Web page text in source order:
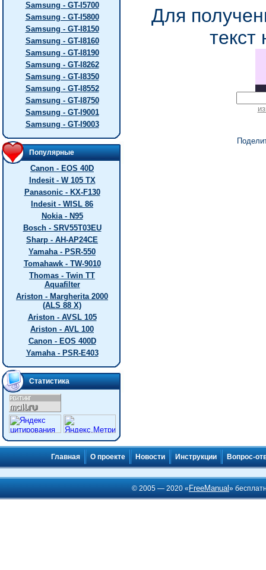
Samsung - GT-I5700
Samsung - GT-I5800
Samsung - GT-I8150
Samsung - GT-I8160
Samsung - GT-I8190
Samsung - GT-I8262
Samsung - GT-I8350
Samsung - GT-I8552
Samsung - GT-I8750
Samsung - GT-I9001
Samsung - GT-I9003
Популярные
Canon - EOS 40D
Indesit - W 105 TX
Panasonic - KX-F130
Indesit - WISL 86
Nokia - N95
Bosch - SRV55T03EU
Sharp - AH-AP24CE
Yamaha - PSR-550
Tomahawk - TW-9010
Thomas - Twin TT
Aquafilter
Ariston - Margherita 2000
(ALS 88 X)
Ariston - AVSL 105
Ariston - AVL 100
Canon - EOS 400D
Yamaha - PSR-E403
Статистика
Для
текст
Главная О проекте Новости Инструкции Вопрос-
© 2005 — 2020 « FreeManual»